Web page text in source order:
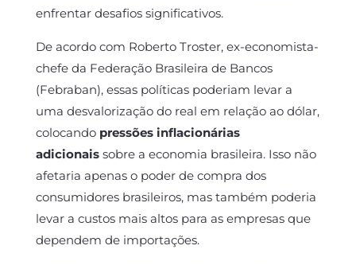
enfrentar desafios significativos.
De acordo com Roberto Troster, ex-economista-
chefe da Federação Brasileira de Bancos
(Febraban), essas políticas poderiam levar a
uma desvalorização do real em relação ao dólar,
colocando pressões inflacionárias
adicionaissobre a economia brasileira. Isso não
afetaria apenas o poder de compra dos
consumidores brasileiros, mas também poderia
levar a custos mais altos para as empresas que
dependem de importações.